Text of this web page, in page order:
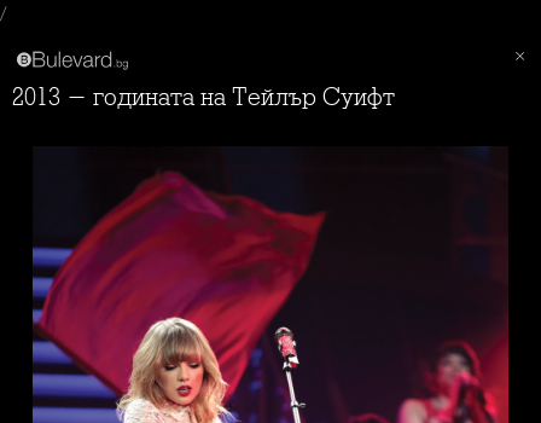
/
2013 - годината на Тейлър Суифт